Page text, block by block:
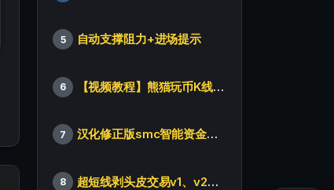
5 自动支撑阻力+进场提示
6 【视频教程】熊猫玩币K线后的秘密（全集）
7 汉化修正版smc智能资金订单指标
8 超短线剥头皮交易v1、v2版本